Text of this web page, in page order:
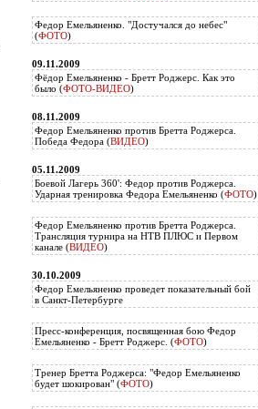
Федор Емельяненко. "Достучался до небес"
(ФОТО)
09.11.2009
Фёдор Емельяненко - Бретт Роджерс. Как это
было (ФОТО-ВИДЕО)
08.11.2009
Федор Емельяненко против Бретта Роджерса.
Победа Федора (ВИДЕО)
05.11.2009
Боевой Лагерь 360': Федор против Роджерса.
Ударная тренировка Федора Емельяненко (ФОТО)
Федор Емельяненко против Бретта Роджерса.
Трансляция турнира на НТВ ПЛЮС и Первом
канале (ВИДЕО)
30.10.2009
Федор Емельяненко проведет показательный бой
в Санкт-Петербурге
Пресс-конференция, посвященная бою Федор
Емельяненко - Бретт Роджерс. (ФОТО)
Тренер Бретта Роджерса: "Федор Емельяненко
будет шокирован" (ФОТО)